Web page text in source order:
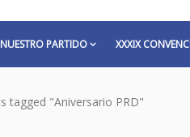
NUESTRO PARTIDO XXXIX
tagged "Aniversario PRD"